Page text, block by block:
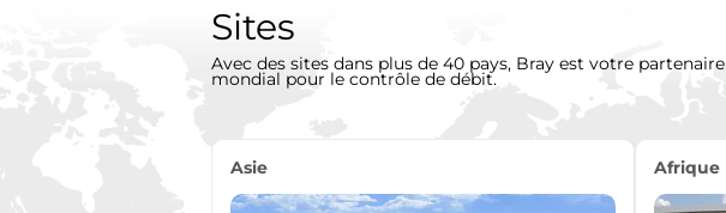
Sites
Avec des sites dans plus de 40 pays, Bray est votre partenaire
mondial pour le contrôle de débit.
Asie Afrique